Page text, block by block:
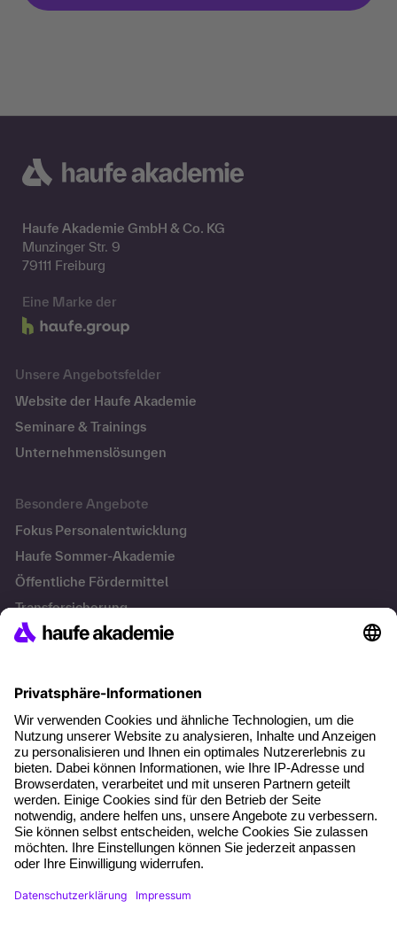
Haufe Akademie GmbH & Co. KG
Munzinger Str. 9
79111 Freiburg
Eine Marke der
Unsere Angebotsfelder
Website der Haufe Akademie
Seminare & Trainings
Unternehmenslösungen
Besondere Angebote
Fokus Personalentwicklung
Haufe Sommer-Akademie
Öffentliche Fördermittel
Transfersicherung
Führung im KI-Zeitalter: Wie Human-AI-Leadership Teams
stark macht
Operatives Personalmanagement: Aufgaben, Prozesse
und Grundlagen im Überblick
KI Texte menschlicher machen und unverwechselbar
bleiben
KI-Projekte zum Erfolg bringen